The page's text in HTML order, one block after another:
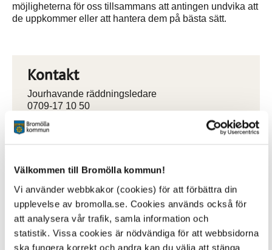
Välkommen till Bromölla kommun!
Vi använder webbkakor (cookies) för att förbättra din
upplevelse av bromolla.se. Cookies används också för
att analysera vår trafik, samla information och
statistik. Vissa cookies är nödvändiga för att webbsidorna
ska fungera korrekt och andra kan du välja att stänga
möjligheterna för oss tillsammans att antingen undvika att
de uppkommer eller att hantera dem på bästa sätt.
Kontakt
Jourhavande räddningsledare
0709-17 10 50
Räddningstjänsten
raddningstjansten@bromolla.se